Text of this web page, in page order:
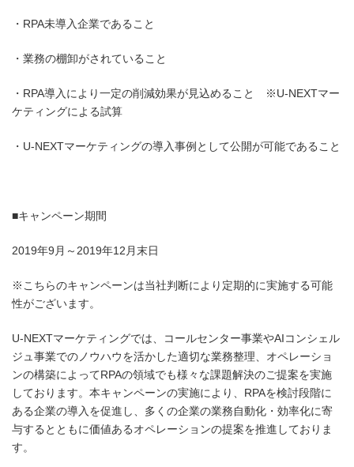
・RPA未導入企業であること
・業務の棚卸がされていること
・RPA導入により一定の削減効果が見込めること ※U-NEXTマー
ケティングによる試算
・U-NEXTマーケティングの導入事例として公開が可能であること
■キャンペーン期間
2019年9月～2019年12月末日
※こちらのキャンペーンは当社判断により定期的に実施する可能
性がございます。
U-NEXTマーケティングでは、コールセンター事業やAIコンシェル
ジュ事業でのノウハウを活かした適切な業務整理、オペレーショ
ンの構築によってRPAの領域でも様々な課題解決のご提案を実施
しております。本キャンペーンの実施により、RPAを検討段階に
ある企業の導入を促進し、多くの企業の業務自動化・効率化に寄
与するとともに価値あるオペレーションの提案を推進しておりま
す。